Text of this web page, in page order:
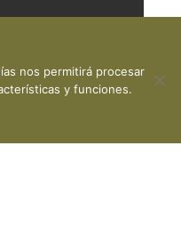
nos permitirá procesar
y funciones.